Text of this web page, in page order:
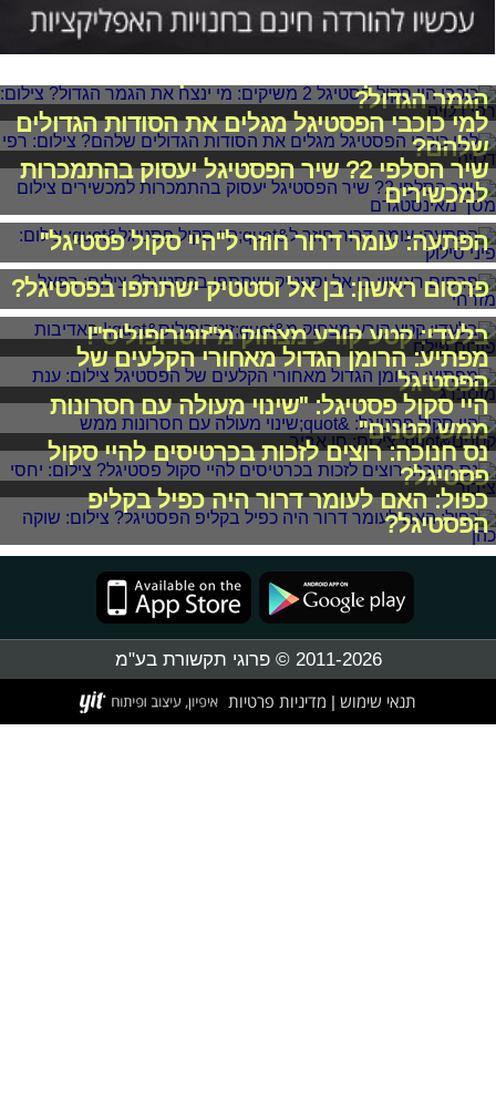
הגמר הגדול?
למי כוכבי הפסטיגל מגלים את הסודות הגדולים
שלהם?
שיר הסלפי 2? שיר הפסטיגל יעסוק בהתמכרות
למכשירים
הפתעה: עומר דרור חוזר ל"היי סקול פסטיגל"
פרסום ראשון: בן אל וסטטיק ישתתפו בפסטיגל?
בלעדי: קטע קורע מצחוק מ"זוטרופוליס"!
מפתיע: הרומן הגדול מאחורי הקלעים של
הפסטיגל
היי סקול פסטיגל: "שינוי מעולה עם חסרונות
ממש קטנים"
נס חנוכה: רוצים לזכות בכרטיסים להיי סקול
פסטיגל?
כפול: האם לעומר דרור היה כפיל בקליפ
הפסטיגל?
2011-2026 © פרוגי תקשורת בע"מ
תנאי שימוש מדיניות פרטיות